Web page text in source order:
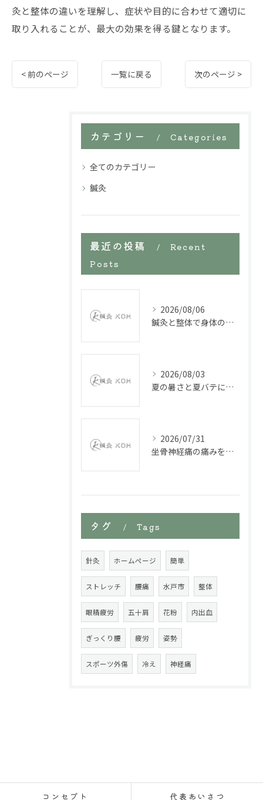
灸と整体の違いを理解し、症状や目的に合わせて適切に
取り入れることが、最大の効果を得る鍵となります。
< 前のページ 一覧に戻る 次のページ >
カテゴリー Categories
全てのカテゴリー
鍼灸
最近の投稿
Recent
Posts
2026/08/06
鍼灸と整体で身体の不調を改善していく
2026/08/03
夏の暑さと夏バテに鍼施術
2026/07/31
坐骨神経痛の痛みを緩和する鍼施術
タグ Tags
針灸 ホームページ 簡単
ストレッチ 腰痛 水戸市 整体
眼精疲労 五十肩 花粉 内出血
ぎっくり腰 疲労 姿勢
スポーツ外傷 冷え 神経痛
コンセプト 代表あいさつ